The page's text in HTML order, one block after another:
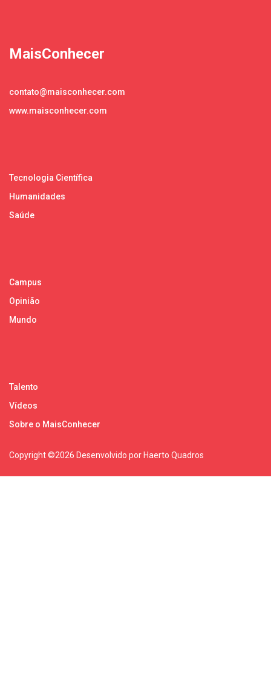
MaisConhecer
contato@maisconhecer.com
www.maisconhecer.com
Tecnologia Científica
Humanidades
Saúde
Campus
Opinião
Mundo
Talento
Vídeos
Sobre o MaisConhecer
Copyright ©2026 Desenvolvido por Haerto Quadros